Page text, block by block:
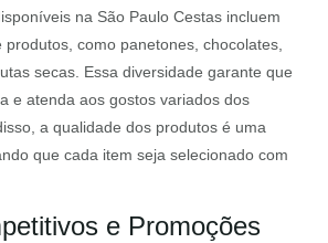
na São Paulo Cestas incluem
como panetones, chocolates,
secas. Essa diversidade garante que
e atenda aos gostos variados dos
a qualidade dos produtos é uma
que cada item seja selecionado com
e Promoções